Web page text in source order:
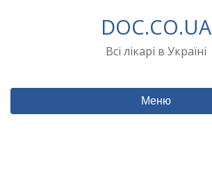
DOC.CO.UA
Всі лікарі в Україні
Меню